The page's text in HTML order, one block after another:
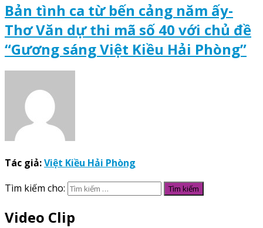
Bản tình ca từ bến cảng năm ấy-
Thơ Văn dự thi mã số 40 với chủ đề
“Gương sáng Việt Kiều Hải Phòng”
Tác giả:Việt Kiều Hải Phòng
Tìm kiếm cho:
Video Clip